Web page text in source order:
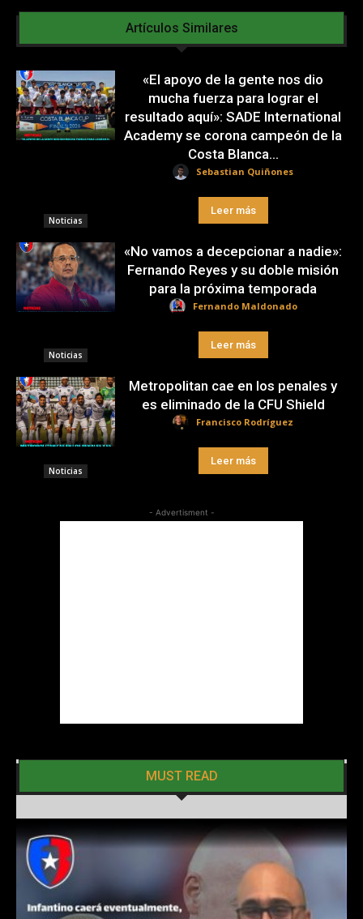
Artículos Similares
Noticias
«El apoyo de la gente nos dio
mucha fuerza para lograr el
resultado aquí»: SADE International
Academy se corona campeón de la
Costa Blanca...
Sebastian Quiñones
Leer más
Noticias
«No vamos a decepcionar a nadie»:
Fernando Reyes y su doble misión
para la próxima temporada
Fernando Maldonado
Leer más
Noticias
Metropolitan cae en los penales y
es eliminado de la CFU Shield
Francisco Rodríguez
Leer más
- Advertisment -
MUST READ